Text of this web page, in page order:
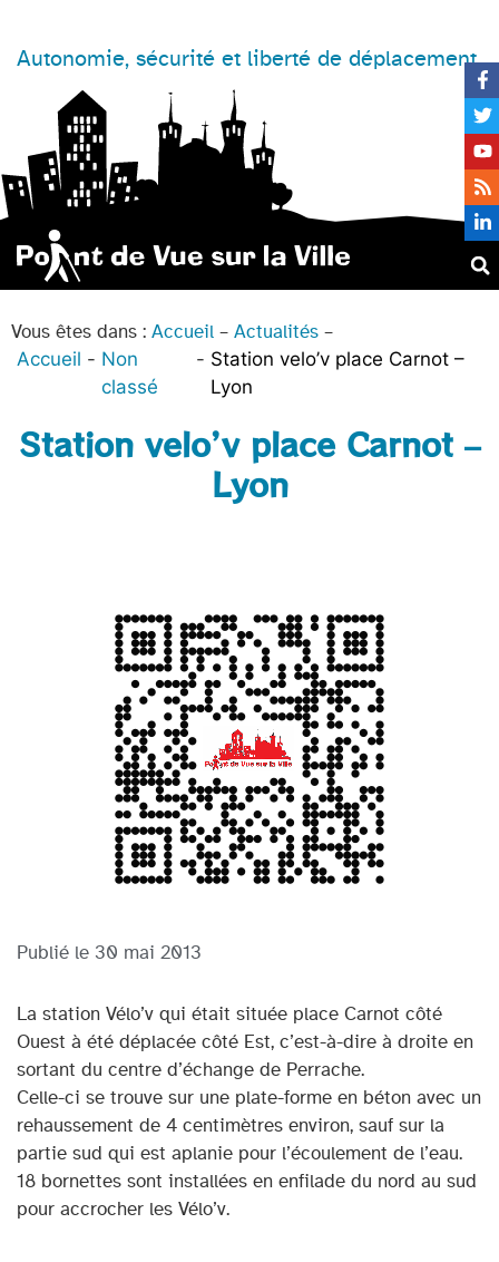
Autonomie, sécurité et liberté de déplacement
Vous êtes dans : Accueil – Actualités –
Accueil
Non
classé
Station velo’v place Carnot –
Lyon
Station velo’v place Carnot –
Lyon
Publié le 30 mai 2013
La station Vélo’v qui était située place Carnot côté
Ouest à été déplacée côté Est, c’est-à-dire à droite en
sortant du centre d’échange de Perrache.
Celle-ci se trouve sur une plate-forme en béton avec un
rehaussement de 4 centimètres environ, sauf sur la
partie sud qui est aplanie pour l’écoulement de l’eau.
18 bornettes sont installées en enfilade du nord au sud
pour accrocher les Vélo’v.